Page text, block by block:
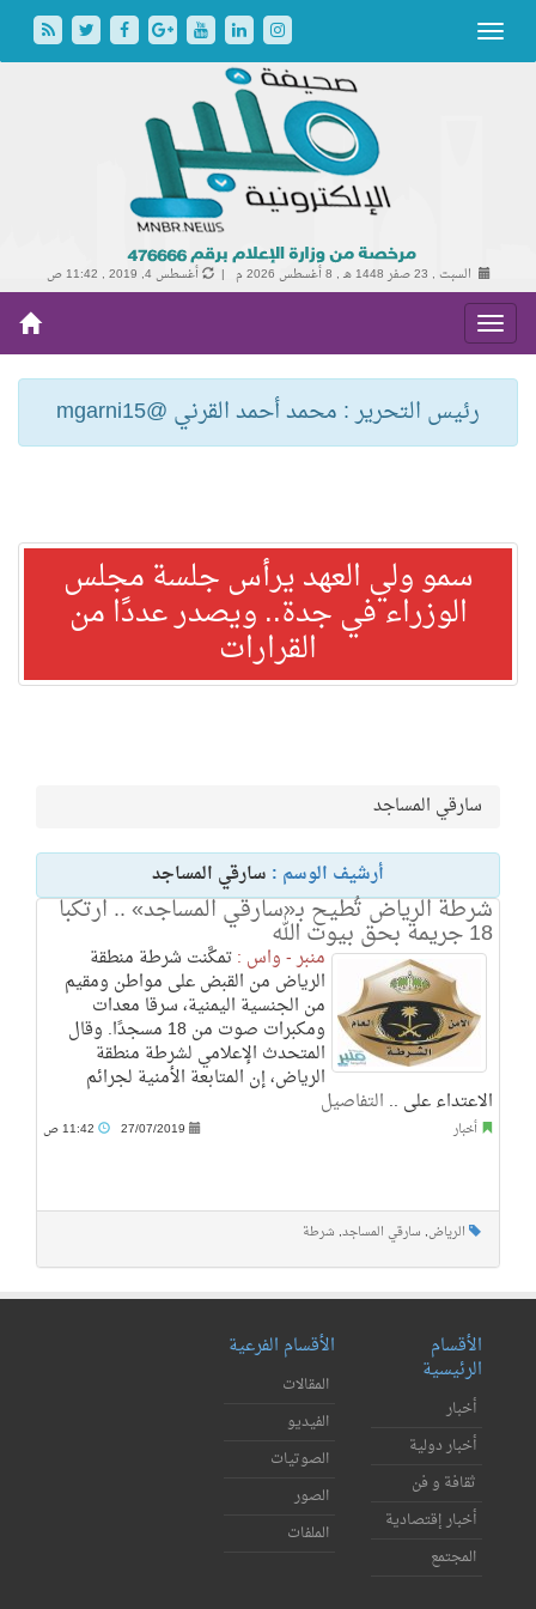
السبت , 23 صفر 1448 هـ , 8 أغسطس 2026 م | أغسطس 4, 2019 , 11:42 ص
رئيس التحرير : محمد أحمد القرني @mgarni15
سمو ولي العهد يرأس جلسة مجلس
الوزراء في جدة.. ويصدر عددًا من
القرارات
سارقي المساجد
أرشيف الوسم : سارقي المساجد
شرطة الرياض تُطيح بـ«سارقي المساجد» .. ارتكبا
18 جريمة بحق بيوت الله
منبر - واس :تمكَّنت شرطة منطقة
الرياض من القبض على مواطن ومقيم
من الجنسية اليمنية، سرقا معدات
ومكبرات صوت من 18 مسجدًا. وقال
المتحدث الإعلامي لشرطة منطقة
الرياض، إن المتابعة الأمنية لجرائم
الاعتداء على .. التفاصيل
أخبار 27/07/2019
الرياض, سارقي المساجد, شرطة
الأقسام
الرئيسية
أخبار
أخبار دولية
ثقافة و فن
أخبار إقتصادية
المجتمع
الأقسام الفرعية
المقالات
الفيديو
الصوتيات
الصور
الملفات